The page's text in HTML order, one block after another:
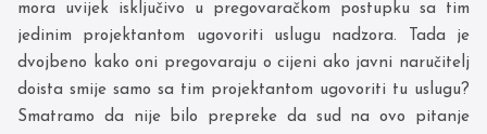
mora uvijek isključivo u pregovaračkom postupku sa tim
jedinim projektantom ugovoriti uslugu nadzora. Tada je
dvojbeno kako oni pregovaraju o cijeni ako javni naručitelj
doista smije samo sa tim projektantom ugovoriti tu uslugu?
Smatramo da nije bilo prepreke da sud na ovo pitanje